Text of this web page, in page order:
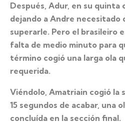
Después, Adur, en su quinta
dejando a Andre necesitado
superarle. Pero el brasileiro
falta de medio minuto para
término cogió una larga ola
requerida.
Viéndolo, Amatriain cogió la
15 segundos de acabar, una
concluída en la sección final.